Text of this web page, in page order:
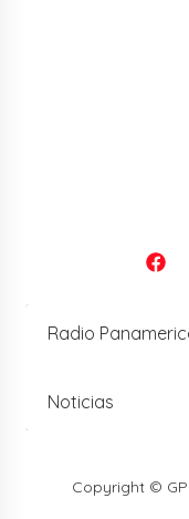
Radio
Noticias
Copyright ©